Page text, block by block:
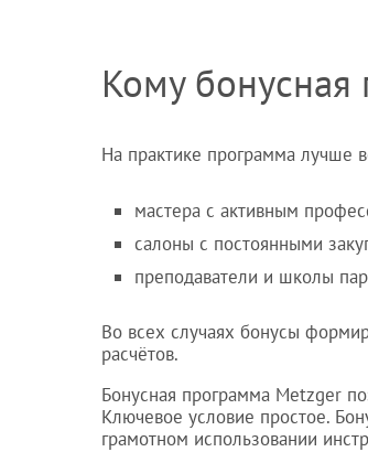
Кому
На практике программа лучше
мастера с активным
салоны с постоянными
преподаватели и школы
Во всех случаях бонусы
расчётов.
Бонусная программа Metzger
Ключевое условие простое.
грамотном использовании